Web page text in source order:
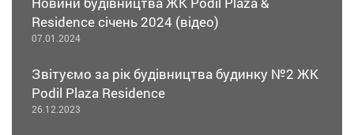
Residence січень 2024 (відео)
07.01.2024
Звітуємо за рік будівництва будинку №2 ЖК
Podil Plaza Residence
26.12.2023